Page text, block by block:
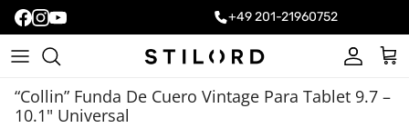
+49 201-21960752
Cuenta
“Collin” Funda De Cuero Vintage Para Tablet 9.7 –
10.1" Universal